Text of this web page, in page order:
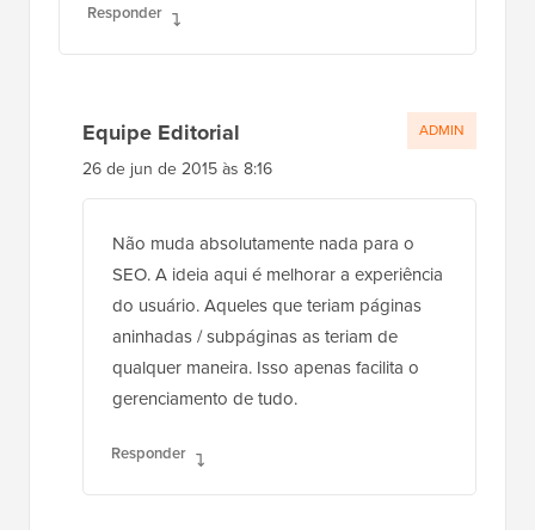
Responder
Equipe Editorial
26 de jun de 2015 às 8:16
Não muda absolutamente nada para o
SEO. A ideia aqui é melhorar a experiência
do usuário. Aqueles que teriam páginas
aninhadas / subpáginas as teriam de
qualquer maneira. Isso apenas facilita o
gerenciamento de tudo.
Responder
ADMIN